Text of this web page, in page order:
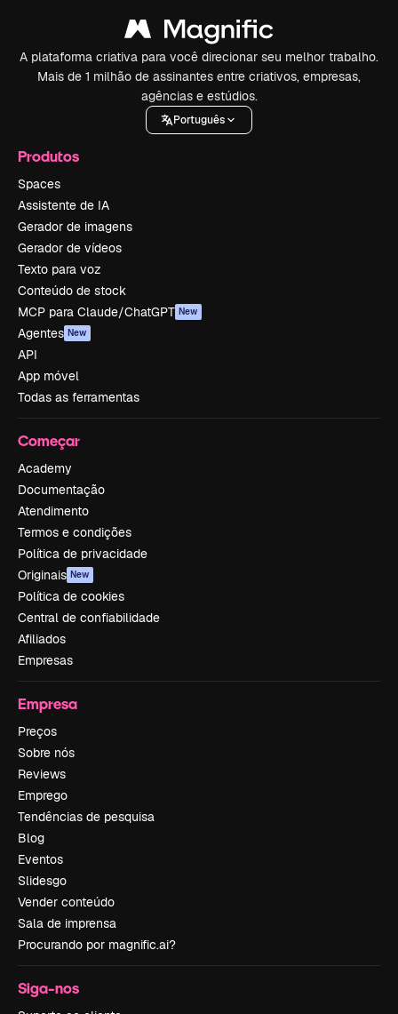
A plataforma criativa para você direcionar seu melhor trabalho.
Mais de 1 milhão de assinantes entre criativos, empresas,
agências e estúdios.
Português
Produtos
Spaces
Assistente de IA
Gerador de imagens
Gerador de vídeos
Texto para voz
Conteúdo de stock
MCP para Claude/ChatGPT New
Agentes New
API
App móvel
Todas as ferramentas
Começar
Academy
Documentação
Atendimento
Termos e condições
Política de privacidade
Originais New
Política de cookies
Central de confiabilidade
Afiliados
Empresas
Empresa
Preços
Sobre nós
Reviews
Emprego
Tendências de pesquisa
Blog
Eventos
Slidesgo
Vender conteúdo
Sala de imprensa
Procurando por magnific.ai?
Siga-nos